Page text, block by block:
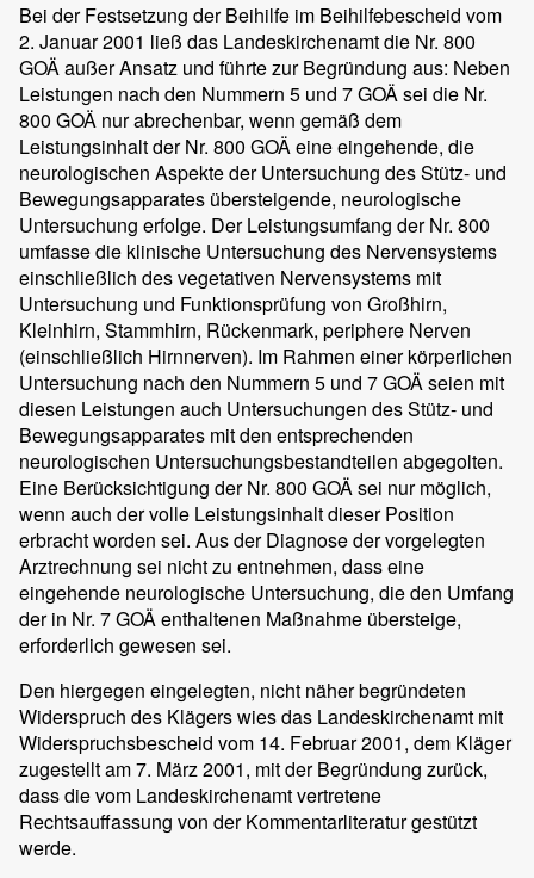
Bei der Festsetzung der Beihilfe im Beihilfebescheid vom
2. Januar 2001 ließ das Landeskirchenamt die Nr. 800
GOÄ außer Ansatz und führte zur Begründung aus: Neben
Leistungen nach den Nummern 5 und 7 GOÄ sei die Nr.
800 GOÄ nur abrechenbar, wenn gemäß dem
Leistungsinhalt der Nr. 800 GOÄ eine eingehende, die
neurologischen Aspekte der Untersuchung des Stütz- und
Bewegungsapparates übersteigende, neurologische
Untersuchung erfolge. Der Leistungsumfang der Nr. 800
umfasse die klinische Untersuchung des Nervensystems
einschließlich des vegetativen Nervensystems mit
Untersuchung und Funktionsprüfung von Großhirn,
Kleinhirn, Stammhirn, Rückenmark, periphere Nerven
(einschließlich Hirnnerven). Im Rahmen einer körperlichen
Untersuchung nach den Nummern 5 und 7 GOÄ seien mit
diesen Leistungen auch Untersuchungen des Stütz- und
Bewegungsapparates mit den entsprechenden
neurologischen Untersuchungsbestandteilen abgegolten.
Eine Berücksichtigung der Nr. 800 GOÄ sei nur möglich,
wenn auch der volle Leistungsinhalt dieser Position
erbracht worden sei. Aus der Diagnose der vorgelegten
Arztrechnung sei nicht zu entnehmen, dass eine
eingehende neurologische Untersuchung, die den Umfang
der in Nr. 7 GOÄ enthaltenen Maßnahme übersteige,
erforderlich gewesen sei.
Den hiergegen eingelegten, nicht näher begründeten
Widerspruch des Klägers wies das Landeskirchenamt mit
Widerspruchsbescheid vom 14. Februar 2001, dem Kläger
zugestellt am 7. März 2001, mit der Begründung zurück,
dass die vom Landeskirchenamt vertretene
Rechtsauffassung von der Kommentarliteratur gestützt
werde.